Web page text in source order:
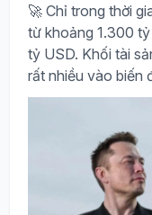
🚀 Chỉ trong thời
từ khoảng 1.300
tỷ USD. Khối tài
rất nhiều vào biến